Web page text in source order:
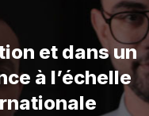
et dans un
à l’échelle